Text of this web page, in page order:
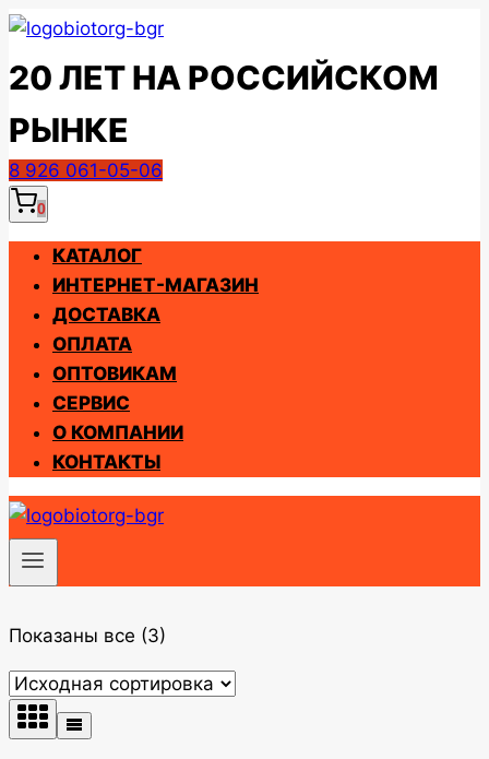
Перейти
содержимому
20 ЛЕТ НА РОССИЙСКОМ
РЫНКЕ
8 926 061-05-06
0
КАТАЛОГ
ИНТЕРНЕТ-МАГАЗИН
ДОСТАВКА
ОПЛАТА
ОПТОВИКАМ
СЕРВИС
О КОМПАНИИ
КОНТАКТЫ
Показаны все (3)